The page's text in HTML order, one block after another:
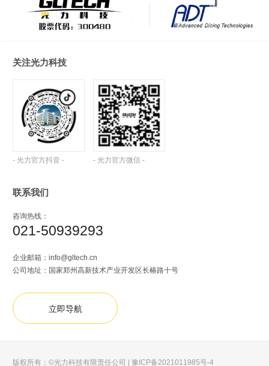
关注光力科技
- 光力官方抖音 - - 光力官方微信 -
联系我们
咨询热线：
021-50939293
企业邮箱： info@gltech.cn
公司地址：国家郑州高新技术产业开发区长椿路十号
立即导航
版权所有：©光力科技有限责任公司 | 豫ICP备2021011985号-4